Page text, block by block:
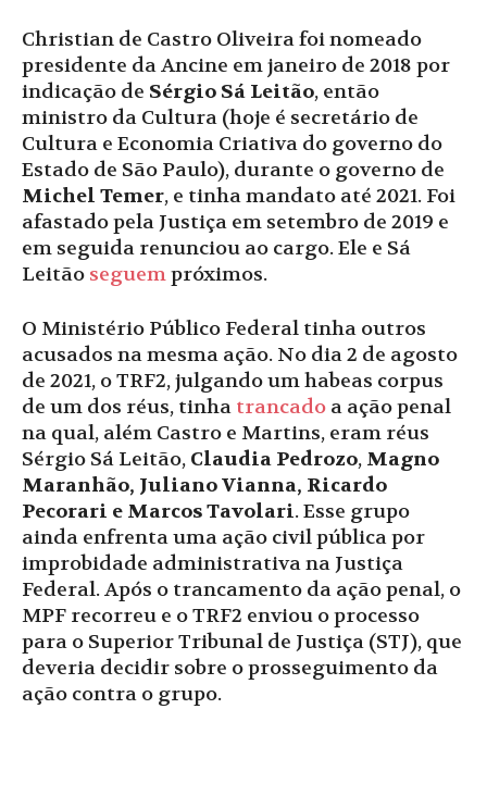
Christian de Castro Oliveira foi nomeado
presidente da Ancine em janeiro de 2018 por
indicação de Sérgio Sá Leitão, então
ministro da Cultura (hoje é secretário de
Cultura e Economia Criativa do governo do
Estado de São Paulo), durante o governo de
Michel Temer, e tinha mandato até 2021. Foi
afastado pela Justiça em setembro de 2019 e
em seguida renunciou ao cargo. Ele e Sá
Leitão seguempróximos.
O Ministério Público Federal tinha outros
acusados na mesma ação. No dia 2 de agosto
de 2021, o TRF2, julgando um habeas corpus
de um dos réus, tinha trancado a ação penal
na qual, além Castro e Martins, eram réus
Sérgio Sá Leitão, Claudia Pedrozo, Magno
Maranhão, Juliano Vianna, Ricardo
Pecorari e Marcos Tavolari. Esse grupo
ainda enfrenta uma ação civil pública por
improbidade administrativa na Justiça
Federal. Após o trancamento da ação penal, o
MPF recorreu e o TRF2 enviou o processo
para o Superior Tribunal de Justiça (STJ), que
deveria decidir sobre o prosseguimento da
ação contra o grupo.